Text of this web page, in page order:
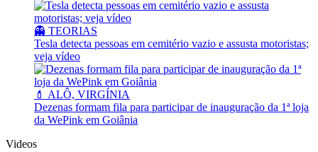
👻 TEORIAS
Tesla detecta pessoas em cemitério vazio e assusta motoristas;
veja vídeo
💄 ALÔ, VIRGÍNIA
Dezenas formam fila para participar de inauguração da 1ª loja
da WePink em Goiânia
Videos